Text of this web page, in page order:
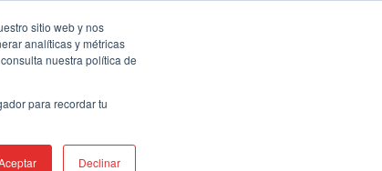
sitio web y nos
analíticas y métricas
nuestra política de
para recordar tu
Declinar